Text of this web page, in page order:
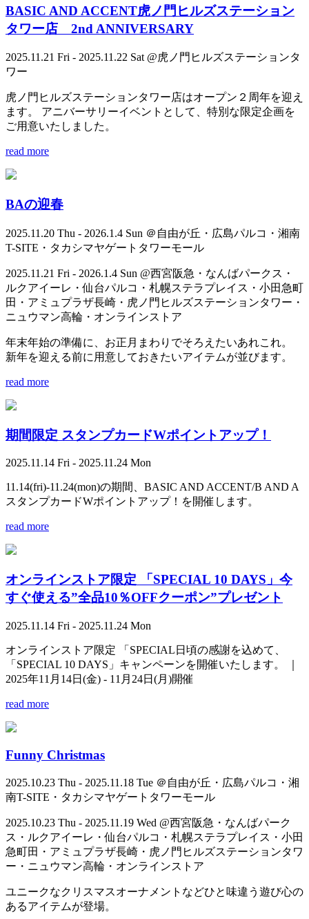
BASIC AND ACCENT虎ノ門ヒルズステーション
タワー店 2nd ANNIVERSARY
2025.11.21 Fri - 2025.11.22 Sat @虎ノ門ヒルズステーションタ
ワー
虎ノ門ヒルズステーションタワー店はオープン２周年を迎え
ます。 アニバーサリーイベントとして、特別な限定企画を
ご用意いたしました。
read more
BAの迎春
2025.11.20 Thu - 2026.1.4 Sun ＠自由が丘・広島パルコ・湘南
T-SITE・タカシマヤゲートタワーモール
2025.11.21 Fri - 2026.1.4 Sun @西宮阪急・なんばパークス・
ルクアイーレ・仙台パルコ・札幌ステラプレイス・小田急町
田・アミュプラザ長崎・虎ノ門ヒルズステーションタワー・
ニュウマン高輪・オンラインストア
年末年始の準備に、お正月まわりでそろえたいあれこれ。
新年を迎える前に用意しておきたいアイテムが並びます。
read more
期間限定 スタンプカードWポイントアップ！
2025.11.14 Fri - 2025.11.24 Mon
11.14(fri)-11.24(mon)の期間、BASIC AND ACCENT/B AND A
スタンプカードWポイントアップ！を開催します。
read more
オンラインストア限定 「SPECIAL 10 DAYS」今
すぐ使える”全品10％OFFクーポン”プレゼント
2025.11.14 Fri - 2025.11.24 Mon
オンラインストア限定 「SPECIAL日頃の感謝を込めて、
「SPECIAL 10 DAYS」キャンペーンを開催いたします。 ｜
2025年11月14日(金) - 11月24日(月)開催
read more
Funny Christmas
2025.10.23 Thu - 2025.11.18 Tue ＠自由が丘・広島パルコ・湘
南T-SITE・タカシマヤゲートタワーモール
2025.10.23 Thu - 2025.11.19 Wed @西宮阪急・なんばパーク
ス・ルクアイーレ・仙台パルコ・札幌ステラプレイス・小田
急町田・アミュプラザ長崎・虎ノ門ヒルズステーションタワ
ー・ニュウマン高輪・オンラインストア
ユニークなクリスマスオーナメントなどひと味違う遊び心の
あるアイテムが登場。